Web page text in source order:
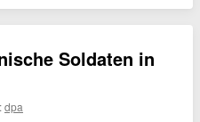
Soldaten in
dpa